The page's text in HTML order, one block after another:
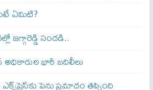
ఏమిటి?
జగ్గారెడ్డి సందడి..
భారీ బదిలీలు
పెను ప్రమాదం తప్పింది